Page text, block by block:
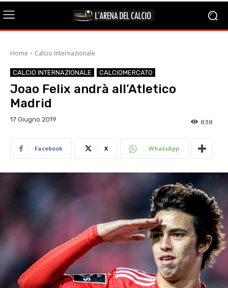
Home Calcio Internazionale
CALCIO INTERNAZIONALE CALCIOMERCATO
Joao Felix andrà all’Atletico
Madrid
17 Giugno 2019 838
Facebook X WhatsApp